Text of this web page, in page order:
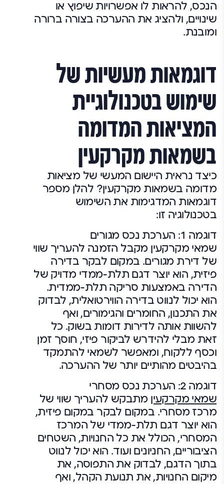
הנכס, להראות לו אפשרויות שיפוץ או
שינויים, ולהציג את ההערכה בצורה ברורה
ומובנת.
דוגמאות מעשיות של
שימוש בטכנולוגיית
המציאות המדומה
בשמאות מקרקעין
כיצד נראית היישום המעשי של מציאות
מדומה בשמאות מקרקעין? להלן מספר
דוגמאות המדגימות את השימוש
בטכנולוגיה זו:
דוגמה 1: הערכת נכס מגורים
שמאי מקרקעין מקבל הזמנה להעריך שווי
של דירת מגורים. במקום לבקר בדירה
פיזית, הוא יוצר דגם תלת-ממדי מדויק של
הדירה באמצעות סריקה תלת-ממדית.
הוא יכול לנווט בדירה הווירטואלית, לבדוק
את התכנון, החומרים והגימורים, ואף
להשוות אותה לדירות דומות בשוק. כל
זאת מבלי להידרש לביקור פיזי, חוסך זמן
וכסף ללקוח, ומאפשר לשמאי להתמקד
בהיבטים מהותיים יותר של ההערכה.
דוגמה 2: הערכת נכס מסחרי
שמאי מקרקעין מתבקש להעריך שווי של
מרכז מסחרי. במקום לבקר במקום פיזית,
הוא יוצר דגם תלת-ממדי של המרכז
המסחרי, הכולל את כל החנויות, השטחים
הציבוריים, החניונים ועוד. הוא יכול לנווט
בתוך הדגם, לבדוק את התפוסה, את
מיקום החנויות, את תנועת הקהל, ואף